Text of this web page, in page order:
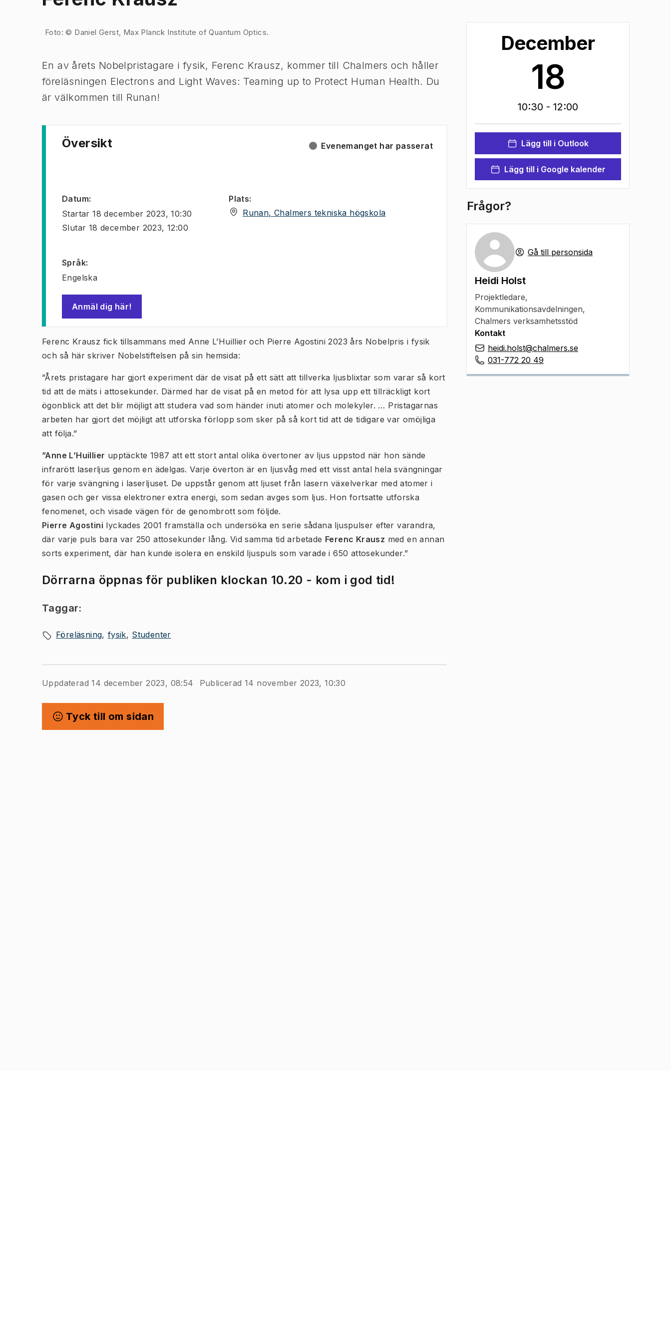
Bild 1 av 1
Foto: © Daniel Gerst, Max Planck Institute of Quantum Optics.
En av årets Nobelpristagare i fysik, Ferenc Krausz, kommer till Chalmers och håller
föreläsningen Electrons and Light Waves: Teaming up to Protect Human Health. Du
är välkommen till Runan!
Översikt Evenemanget har passerat
Datum:
Startar 18 december 2023, 10:30
Slutar 18 december 2023, 12:00
Plats:
Runan, Chalmers tekniska högskola(
Språk:
Engelska
Anmäl dig här!
(Öppnas i ny flik
Ferenc Krausz fick tillsammans med Anne L’Huillier och Pierre Agostini 2023 års Nobelpris i fysik
och så här skriver Nobelstiftelsen på sin hemsida:
”Årets pristagare har gjort experiment där de visat på ett sätt att tillverka ljusblixtar som varar så kort
tid att de mäts i attosekunder. Därmed har de visat på en metod för att lysa upp ett tillräckligt kort
ögonblick att det blir möjligt att studera vad som händer inuti atomer och molekyler. … Pristagarnas
arbeten har gjort det möjligt att utforska förlopp som sker på så kort tid att de tidigare var omöjliga
att följa.”
”Anne L’Huillier upptäckte 1987 att ett stort antal olika övertoner av ljus uppstod när hon sände
infrarött laserljus genom en ädelgas. Varje överton är en ljusvåg med ett visst antal hela svängningar
för varje svängning i laserljuset. De uppstår genom att ljuset från lasern växelverkar med atomer i
gasen och ger vissa elektroner extra energi, som sedan avges som ljus. Hon fortsatte utforska
fenomenet, och visade vägen för de genombrott som följde.
Pierre Agostini lyckades 2001 framställa och undersöka en serie sådana ljuspulser efter varandra,
där varje puls bara var 250 attosekunder lång. Vid samma tid arbetade Ferenc Krausz med en annan
sorts experiment, där han kunde isolera en enskild ljuspuls som varade i 650 attosekunder.”
Dörrarna öppnas för publiken klockan 10.20 - kom i god tid!
Taggar:
Föreläsning fysik Studenter
Uppdaterad 14 december 2023, 08:54 Publicerad 14 november 2023, 10:30
Tyck till om sidan
December
18
10:30 - 12:00
Lägg till i Outlook
Lägg till i Google kalender
Frågor?
Gå till personsida
Heidi Holst
Projektledare,
Kommunikationsavdelningen,
Chalmers verksamhetsstöd
Kontakt
heidi.holst@chalmers.se
031-772 20 49